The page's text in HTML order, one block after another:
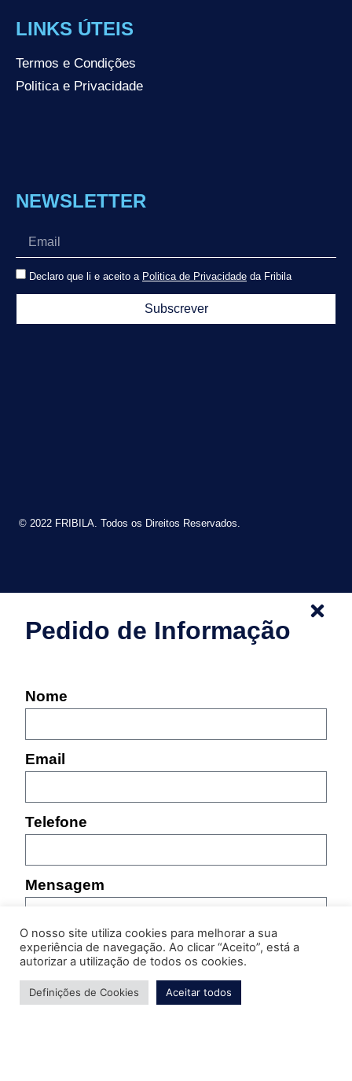
LINKS ÚTEIS
Termos e Condições
Politica e Privacidade
NEWSLETTER
Declaro que li e aceito a Politica de Privacidade da Fribila
Subscrever
© 2022 FRIBILA. Todos os Direitos Reservados.
O nosso site utiliza cookies para melhorar a sua
experiência de navegação. Ao clicar “Aceito”, está a
autorizar a utilização de todos os cookies.
Definições de Cookies Aceitar todos
Pedido de Informação
Nome
Email
Telefone
Mensagem
Por favor, indique as características do produto sobre